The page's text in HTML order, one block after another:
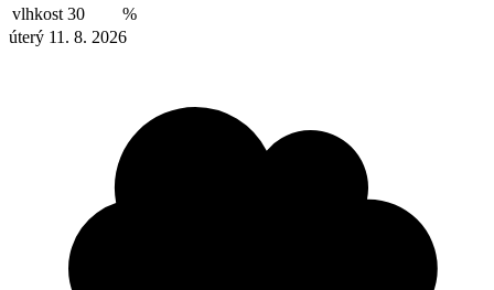
vlhkost 30
%
úterý 11. 8. 2026